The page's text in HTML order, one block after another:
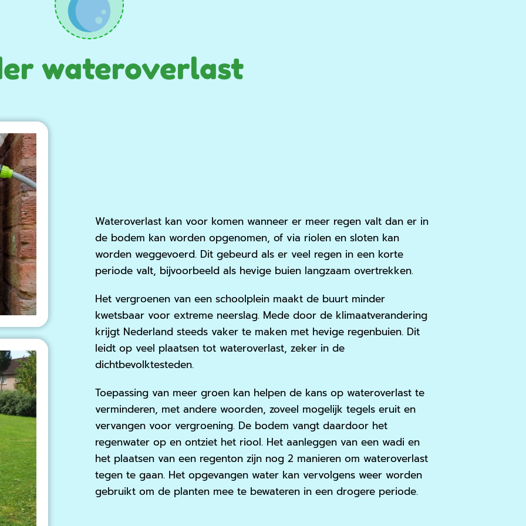
wateroverlast
Wateroverlast kan voor komen wanneer er meer regen valt dan er in
de bodem kan worden opgenomen, of via riolen en sloten kan
worden weggevoerd. Dit gebeurd als er veel regen in een korte
periode valt, bijvoorbeeld als hevige buien langzaam overtrekken.
Het vergroenen van een schoolplein maakt de buurt minder
kwetsbaar voor extreme neerslag. Mede door de klimaatverandering
krijgt Nederland steeds vaker te maken met hevige regenbuien. Dit
leidt op veel plaatsen tot wateroverlast, zeker in de
dichtbevolktesteden.
Toepassing van meer groen kan helpen de kans op wateroverlast te
verminderen, met andere woorden, zoveel mogelijk tegels eruit en
vervangen voor vergroening. De bodem vangt daardoor het
regenwater op en ontziet het riool. Het aanleggen van een wadi en
het plaatsen van een regenton zijn nog 2 manieren om wateroverlast
tegen te gaan. Het opgevangen water kan vervolgens weer worden
gebruikt om de planten mee te bewateren in een drogere periode.